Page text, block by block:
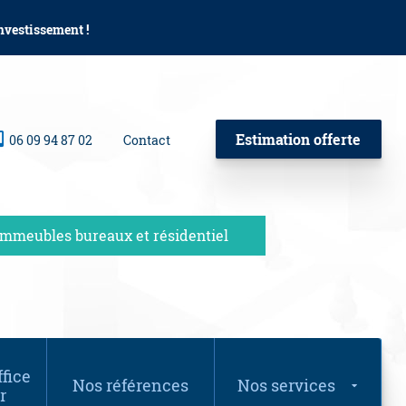
!
06 09 94 87 02 Contact Estimation offerte
bureaux et résidentiel
Nos références Nos services